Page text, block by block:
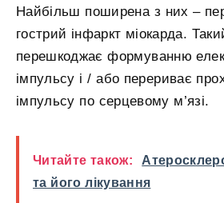
Найбільш поширена з них –
гострий інфаркт міокарда.
перешкоджає формуванню
імпульсу і / або перериває
імпульсу по серцевому м’язі.
Читайте також:
та його лікування